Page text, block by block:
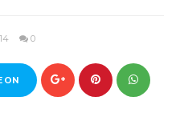
0
ON